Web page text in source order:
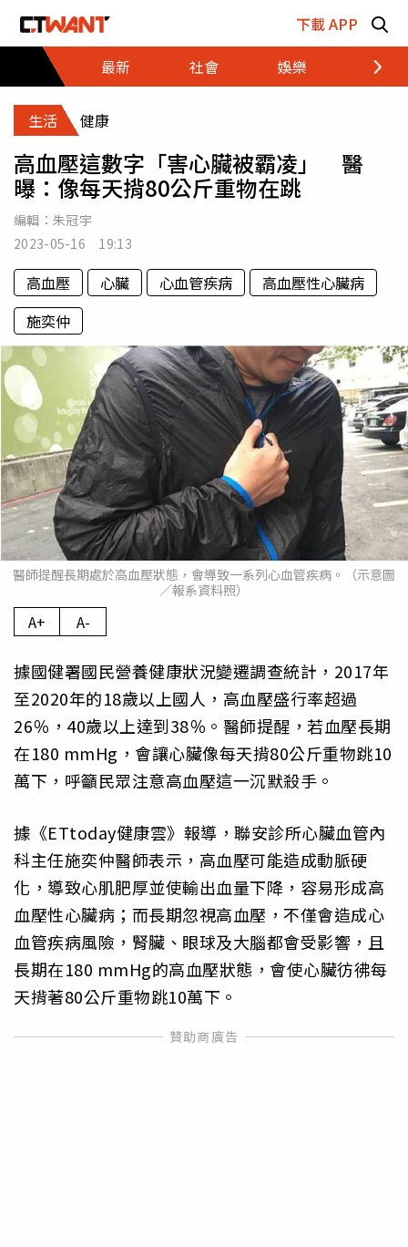
下載 APP
最新
社會 娛樂 財經
生活 健康
高血壓這數字「害心臟被霸凌」 醫
曝：像每天揹80公斤重物在跳
編輯： 朱冠宇
2023-05-16 19:13
高血壓 心臟 心血管疾病
高血壓性心臟病
施奕仲
醫師提醒長期處於高血壓狀態，會導致一系列心血管疾病。（示意圖
／報系資料照）
A+ A-
據國健署國民營養健康狀況變遷調查統計，2017年
至2020年的18歲以上國人，高血壓盛行率超過
26％，40歲以上達到38％。醫師提醒，若血壓長期
在180 mmHg，會讓心臟像每天揹80公斤重物跳10
萬下，呼籲民眾注意高血壓這一沉默殺手。
據《ETtoday健康雲》報導，聯安診所心臟血管內
科主任施奕仲醫師表示，高血壓可能造成動脈硬
化，導致心肌肥厚並使輸出血量下降，容易形成高
血壓性心臟病；而長期忽視高血壓，不僅會造成心
血管疾病風險，腎臟、眼球及大腦都會受影響，且
長期在180 mmHg的高血壓狀態，會使心臟彷彿每
天揹著80公斤重物跳10萬下。